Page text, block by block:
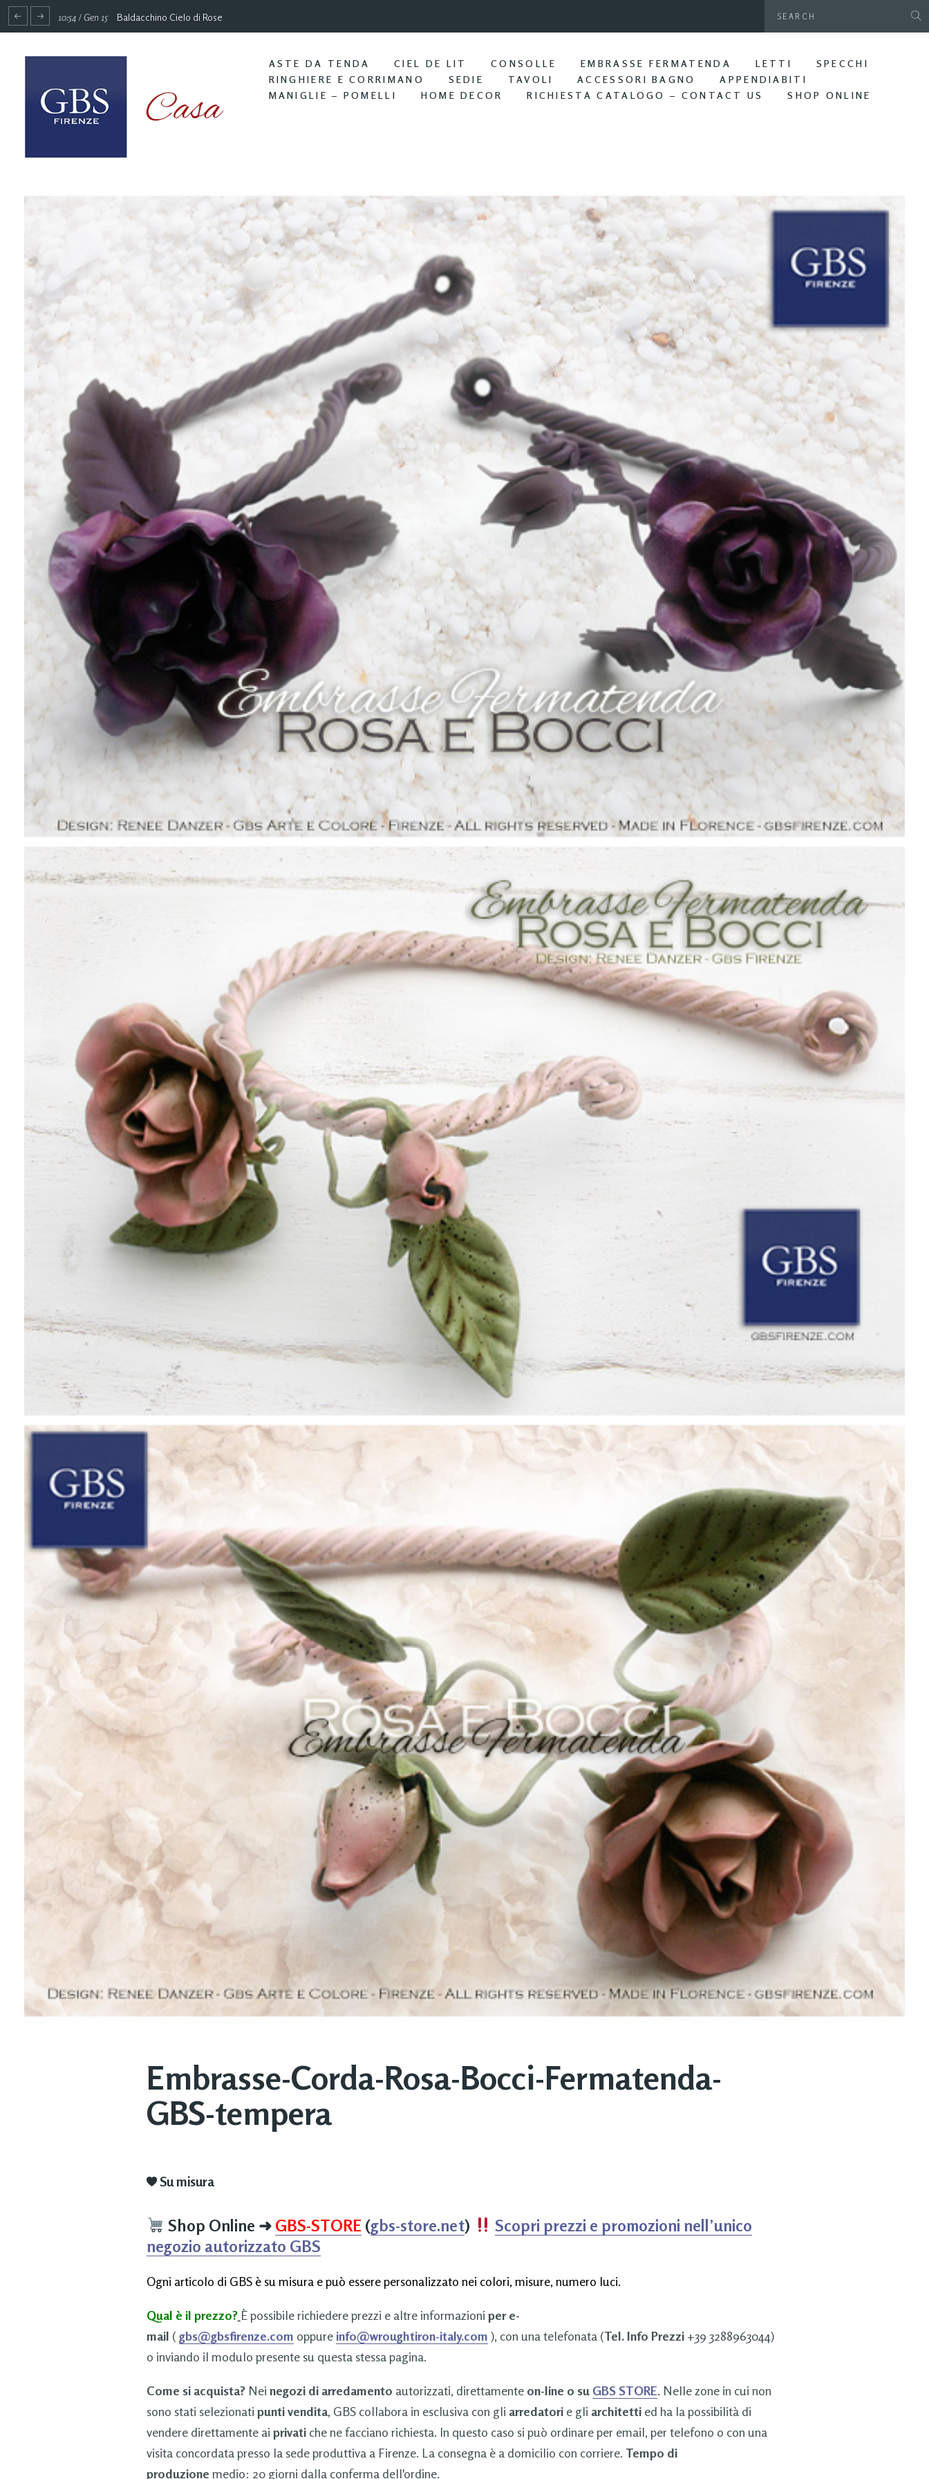
10:54 / Gen 15 Baldacchino Cielo di Rose
ASTE DA TENDA CIEL DE LIT CONSOLLE EMBRASSE FERMATENDA LETTI
SPECCHI
RINGHIERE E CORRIMANO
SEDIE TAVOLI ACCESSORI BAGNO
APPENDIABITI
MANIGLIE – POMELLI
HOME DECOR RICHIESTA CATALOGO – CONTACT US SHOP ONLINE
Embrasse-Corda-Rosa-Bocci-Fermatenda-
GBS-tempera
Su misura
Shop Online ➜ GBS-STORE (gbs-store.net)
Scopri prezzi e promozioni nell’unico
negozio autorizzato GBS
Ogni articolo di GBS è su misura e può essere personalizzato nei colori, misure, numero luci.
Qual è il prezzo? È possibile richiedere prezzi e altre informazioni per e-
mail ( gbs@gbsfirenze.com oppure info@wroughtiron-italy.com ), con una telefonata (Tel. Info Prezzi+39 3288963044)
o inviando il modulo presente su questa stessa pagina.
Come si acquista?Nei negozi di arredamento autorizzati, direttamente on-line o su GBS STORE. Nelle zone in cui non
sono stati selezionati punti vendita, GBS collabora in esclusiva con gli arredatorie gli architettied ha la possibilità di
vendere direttamente ai privatiche ne facciano richiesta. In questo caso si può ordinare per email, per telefono o con una
visita concordata presso la sede produttiva a Firenze. La consegna è a domicilio con corriere. Tempo di
produzione medio: 20 giorni dalla conferma dell'ordine.